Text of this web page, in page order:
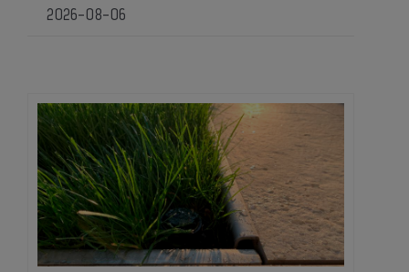
2026-08-06